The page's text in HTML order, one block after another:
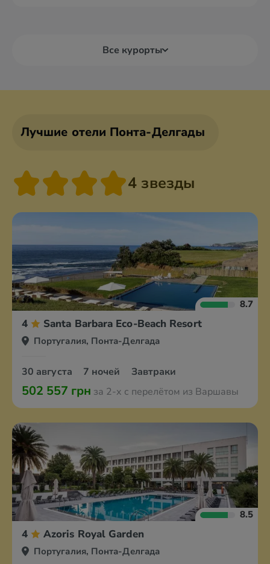
Все курорты
Лучшие отели Понта-Делгады
4 звезды
8.7
4 Santa Barbara Eco-Beach Resort
Португалия, Понта-Делгада
30 августа 7 ночей Завтраки
502 557 грн за 2-х с перелётом из Варшавы
8.5
4 Azoris Royal Garden
Португалия, Понта-Делгада